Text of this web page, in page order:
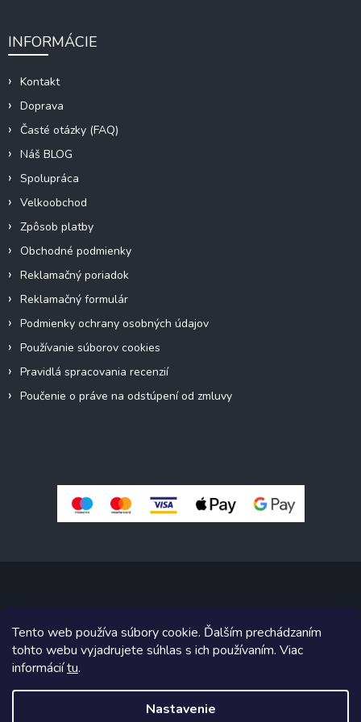
Tento web používa súbory cookie. Ďalším prechádzaním
tohto webu vyjadrujete súhlas s ich používaním. Viac
informáciítu.
Nastavenie
INFORMÁCIE
Kontakt
Doprava
Časté otázky (FAQ)
Náš BLOG
Spolupráca
Velkoobchod
Zpôsob platby
Obchodné podmienky
Reklamačný poriadok
Reklamačný formulár
Podmienky ochrany osobných údajov
Používanie súborov cookies
Pravidlá spracovania recenzií
Poučenie o práve na odstúpení od zmluvy
Copyright 2026 Pivné sety, stoly, lavice . Všetky práva vyhradené.
Upraviť nastavenie cookies
Grafický návrh vytvoril a na Shoptet implementoval
Shoptetak.cz.